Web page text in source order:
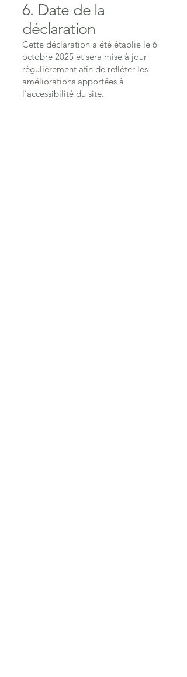
6. Date de la
déclaration
Cette déclaration a été établie le 6
octobre 2025 et sera mise à jour
régulièrement afin de refléter les
améliorations apportées à
l’accessibilité du site.